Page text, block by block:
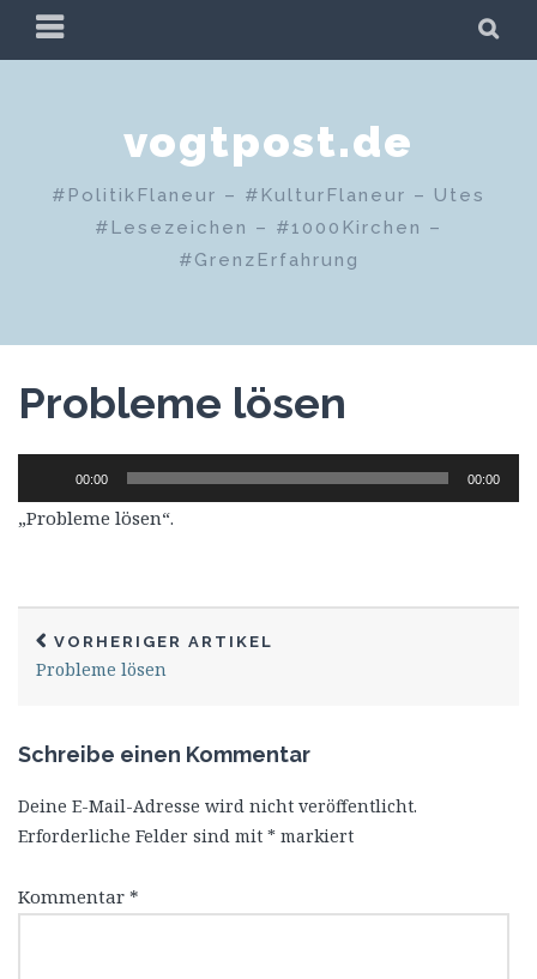
Zum
PRIMÄRES
MENÜ
vogtpost.de
#PolitikFlaneur – #KulturFlaneur – Utes
#Lesezeichen – #1000Kirchen –
#GrenzErfahrung
Probleme lösen
Player
00:00 00:00
„Probleme lösen“.
VORHERIGER ARTIKEL
Probleme lösen
Schreibe einen Kommentar
Deine E-Mail-Adresse wird nicht veröffentlicht.
Erforderliche Felder sind mit * markiert
Kommentar *